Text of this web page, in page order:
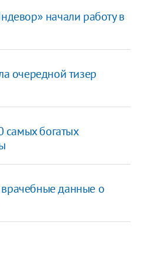
начали работу в
очередной тизер
самых богатых
данные о